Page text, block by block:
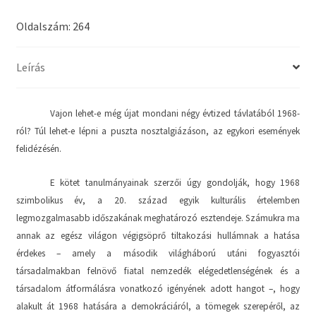
Oldalszám: 264
Leírás
Vajon lehet-e még újat mondani négy évtized távlatából 1968-
ról? Túl lehet-e lépni a puszta nosztalgiázáson, az egykori események
felidézésén.
E kötet tanulmányainak szerzői úgy gondolják, hogy 1968
szimbolikus év, a 20. század egyik kulturális értelemben
legmozgalmasabb időszakának meghatározó esztendeje. Számukra ma
annak az egész világon végigsöprő tiltakozási hullámnak a hatása
érdekes – amely a második világháború utáni fogyasztói
társadalmakban felnövő fiatal nemzedék elégedetlenségének és a
társadalom átformálásra vonatkozó igényének adott hangot –, hogy
alakult át 1968 hatására a demokráciáról, a tömegek szerepéről, az